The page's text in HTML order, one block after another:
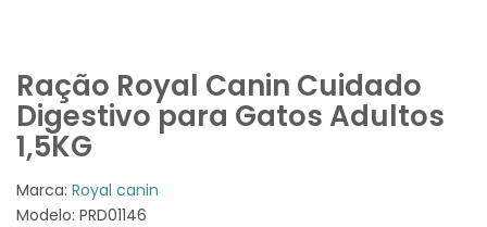
Ração Royal Canin Cuidado
Digestivo para Gatos Adultos
1,5KG
Marca: Royal canin
Modelo: PRD01146